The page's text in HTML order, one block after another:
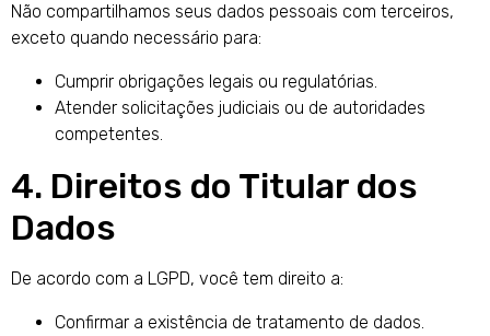
Não compartilhamos seus dados pessoais com terceiros,
exceto quando necessário para:
Cumprir obrigações legais ou regulatórias.
Atender solicitações judiciais ou de autoridades
competentes.
4. Direitos do Titular dos
Dados
De acordo com a LGPD, você tem direito a:
Confirmar a existência de tratamento de dados.